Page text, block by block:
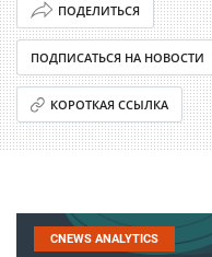
ПОДЕЛИТЬСЯ
ПОДПИСАТЬСЯ НА НОВОСТИ
КОРОТКАЯ ССЫЛКА
CNEWS ANALYTICS